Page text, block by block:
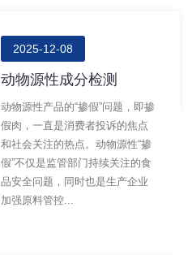
2025-12-08
动物源性成分检测
动物源性产品的“掺假”问题，即掺
假肉，一直是消费者投诉的焦点
和社会关注的热点。动物源性“掺
假”不仅是监管部门持续关注的食
品安全问题，同时也是生产企业
加强原料管控...